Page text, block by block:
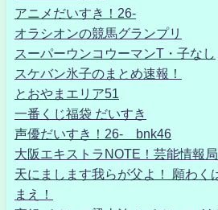
アニメだいすき！26-
オラシオンの競馬グランプリ
スーパーウンコウーマンT・子なし
スケバン氷子のまとめ速報！
とおやまエリア51
一番くじ福袋 だいすき
声優だいすき！26- bnk46
大阪エキストラNOTE！芸能情報局
天にまします我らが父よ！ 願わく
まえ！